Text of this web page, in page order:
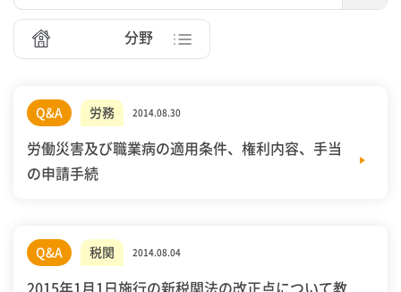
分野
Q&A 労務 2014.08.30
労働災害及び職業病の適用条件、権利内容、手当
の申請手続
Q&A 税関 2014.08.04
2015年1月1日施行の新税関法の改正点について教